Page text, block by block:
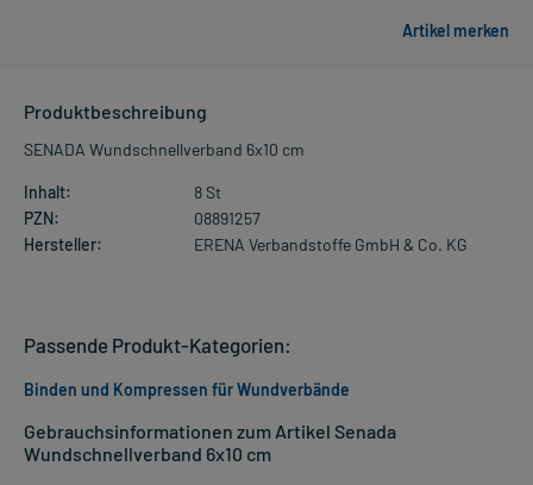
Produktbeschreibung
SENADA Wundschnellverband 6x10 cm
Inhalt:
8 St
PZN:
08891257
Hersteller:
ERENA Verbandstoffe GmbH & Co. KG
Gebrauchsinformationen zum Artikel Senada
Wundschnellverband 6x10 cm
Passende Produkt-Kategorien:
Binden und Kompressen für Wundverbände